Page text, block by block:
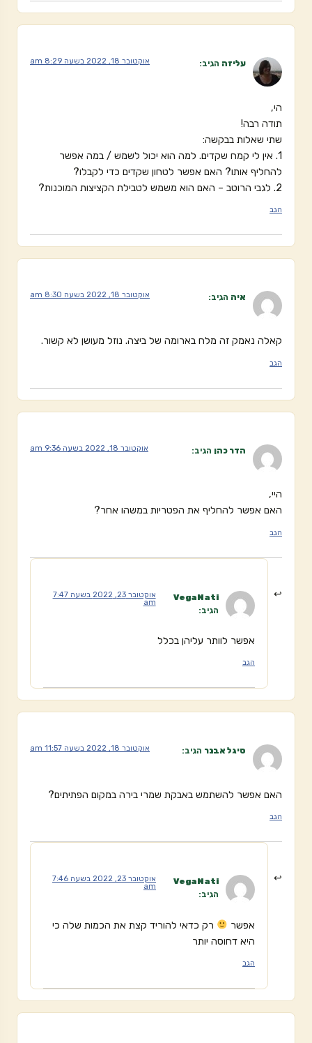
עליזה הגיב: אוקטובר 18, 2022 בשעה 8:29 am
הי,
תודה רבה!
שתי שאלות בבקשה:
1. אין לי קמח שקדים. למה הוא יכול לשמש / במה אפשר
להחליף אותו? האם אפשר לטחון שקדים כדי לקבלו?
2. לגבי הרוטב – האם הוא משמש לטבילת הקציצות המוכנות?
הגב
איה הגיב: אוקטובר 18, 2022 בשעה 8:30 am
קאלה נאמק זה מלח בארומה של ביצה. נוזל מעושן לא קשור.
הגב
הדר כהן הגיב: אוקטובר 18, 2022 בשעה 9:36 am
היי,
האם אפשר להחליף את הפטריות במשהו אחר?
הגב
VegaNati
הגיב:
אוקטובר 23, 2022 בשעה 7:47
am
אפשר לוותר עליהן בכלל
הגב
סיגל אבנר הגיב: אוקטובר 18, 2022 בשעה 11:57 am
האם אפשר להשתמש באבקת שמרי בירה במקום הפתיתים?
הגב
VegaNati
הגיב:
אוקטובר 23, 2022 בשעה 7:46
am
אפשר
רק כדאי להוריד קצת את הכמות שלה כי
היא דחוסה יותר
הגב